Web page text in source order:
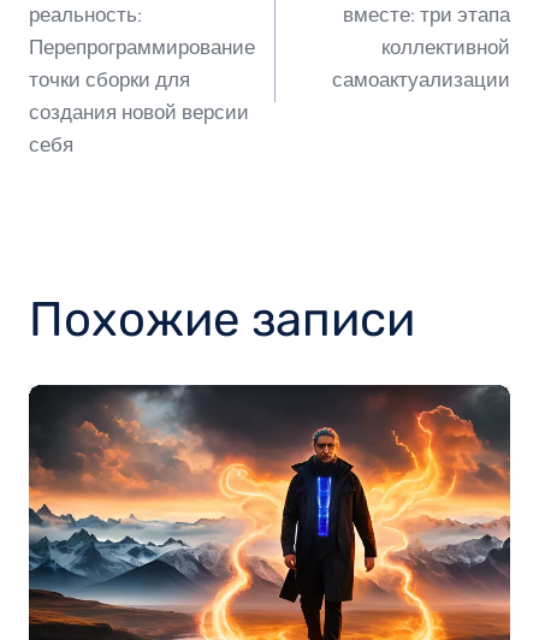
по
записям
реальность:
Перепрограммирование
точки сборки для
создания новой версии
себя
вместе: три этапа
коллективной
самоактуализации
Похожие записи